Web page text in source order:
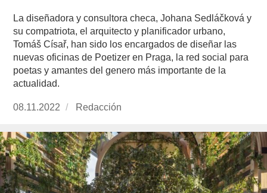
La diseñadora y consultora checa, Johana Sedláčková y
su compatriota, el arquitecto y planificador urbano,
Tomáš Císař, han sido los encargados de diseñar las
nuevas oficinas de Poetizer en Praga, la red social para
poetas y amantes del genero más importante de la
actualidad.
Publicado
08.11.2022 https://www.experimenta.es/author/redaccion/
Redacción